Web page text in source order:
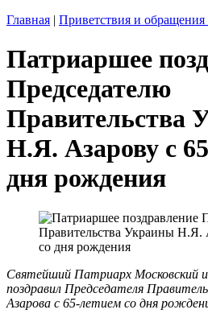
Главная | Приветствия и обращения
Патриаршее
Председателю
Правительства
Н.Я. Азарову с
дня рождения
Святейший Патриарх Московский и
поздравил Председателя
Азарова с 65-летием со дня